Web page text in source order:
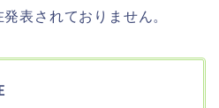
表されておりません。